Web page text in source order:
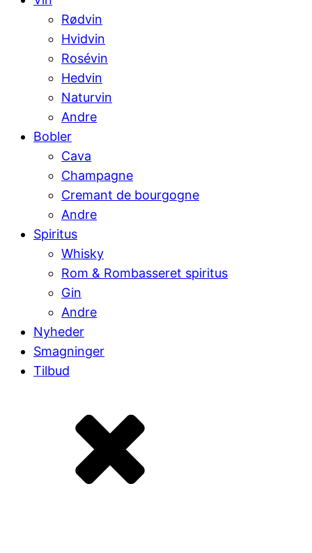
Rødvin
Hvidvin
Rosévin
Hedvin
Naturvin
Andre
Bobler
Cava
Champagne
Cremant de bourgogne
Andre
Spiritus
Whisky
Rom & Rombasseret spiritus
Gin
Andre
Nyheder
Smagninger
Tilbud